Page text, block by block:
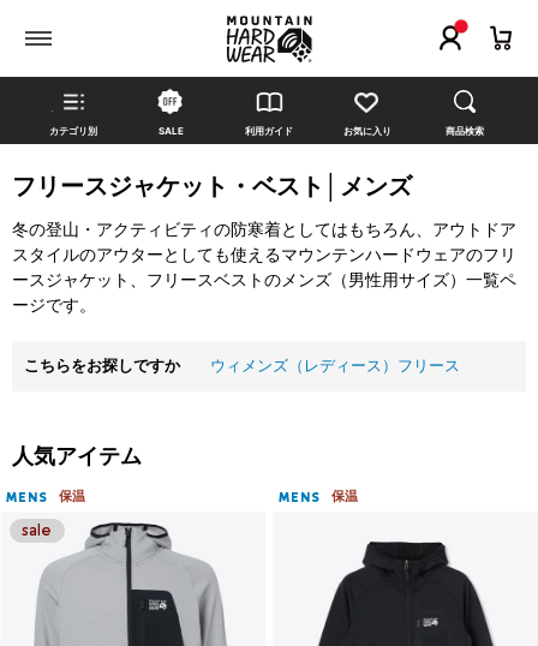
カテゴリ別 SALE 利用ガイド お気に入り 商品検索
フリースジャケット・ベスト│メンズ
冬の登山・アクティビティの防寒着としてはもちろん、アウトドア
スタイルのアウターとしても使えるマウンテンハードウェアのフリ
ースジャケット、フリースベストのメンズ（男性用サイズ）一覧ペ
ージです。
こちらをお探しですか ウィメンズ（レディース）フリース
人気アイテム
MENS 保温 MENS 保温